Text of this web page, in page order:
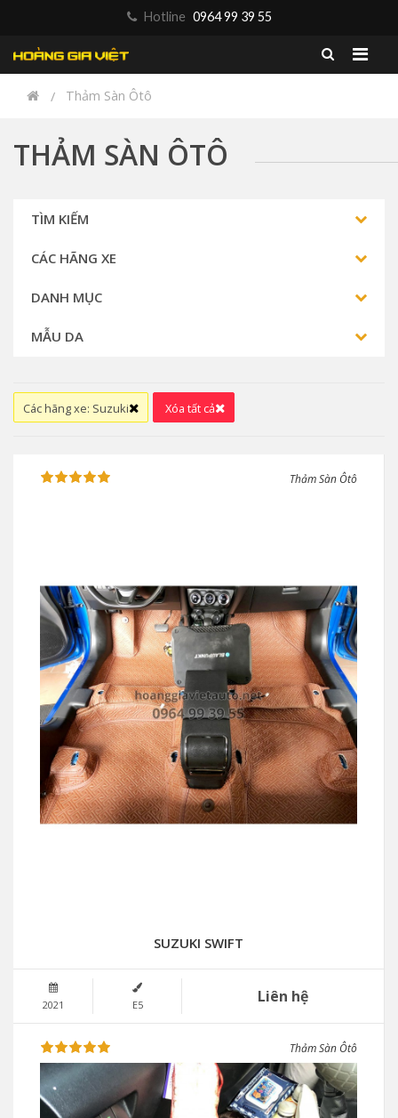
Hotline 0964 99 39 55
Thảm Sàn Ôtô
THẢM SÀN ÔTÔ
TÌM KIẾM
CÁC HÃNG XE
DANH MỤC
MẪU DA
Các hãng xe: Suzuki Xóa tất cả
Thảm Sàn Ôtô
SUZUKI SWIFT
2021 E5 Liên hệ
Thảm Sàn Ôtô